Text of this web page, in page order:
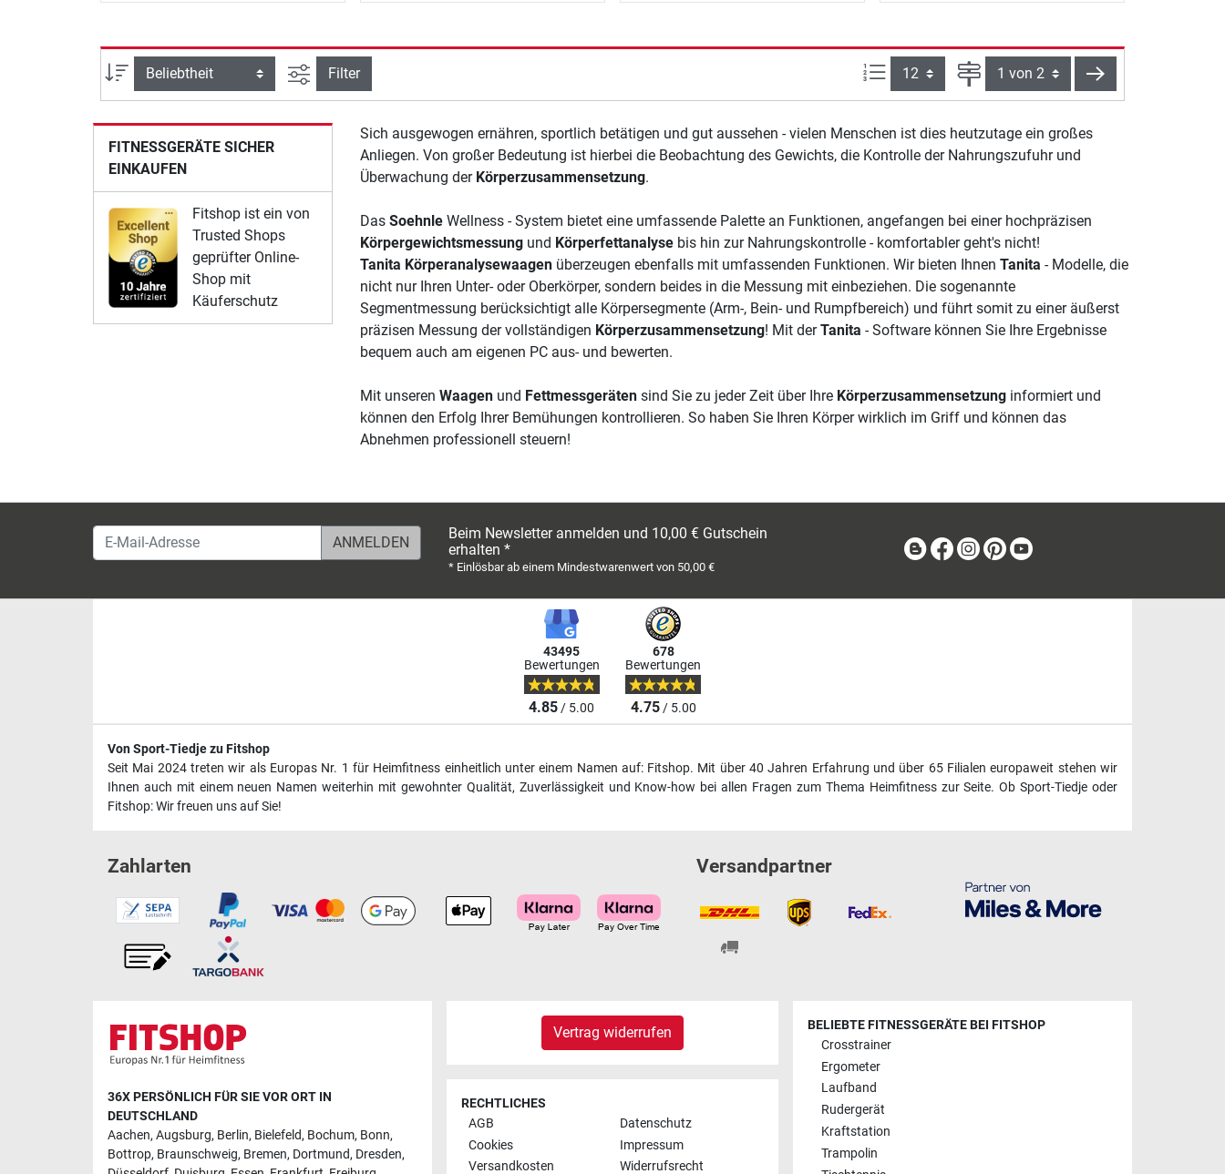
Sortierung Ansicht filtern
Filter Artikel pro Seite: Seite weiter
FITNESSGERÄTE SICHER
EINKAUFEN
Fitshop ist ein von
Trusted Shops
geprüfter Online-
Shop mit
Käuferschutz
Sich ausgewogen ernähren, sportlich betätigen und gut aussehen - vielen Menschen ist dies heutzutage ein großes
Anliegen. Von großer Bedeutung ist hierbei die Beobachtung des Gewichts, die Kontrolle der Nahrungszufuhr und
Überwachung der Körperzusammensetzung.
Das SoehnleWellness - System bietet eine umfassende Palette an Funktionen, angefangen bei einer hochpräzisen
Körpergewichtsmessungund Körperfettanalysebis hin zur Nahrungskontrolle - komfortabler geht's nicht!
Tanita Körperanalysewaagenüberzeugen ebenfalls mit umfassenden Funktionen. Wir bieten Ihnen Tanita - Modelle, die
nicht nur Ihren Unter- oder Oberkörper, sondern beides in die Messung mit einbeziehen. Die sogenannte
Segmentmessung berücksichtigt alle Körpersegmente (Arm-, Bein- und Rumpfbereich) und führt somit zu einer äußerst
präzisen Messung der vollständigen Körperzusammensetzung! Mit derTanita - Software können Sie Ihre Ergebnisse
bequem auch am eigenen PC aus- und bewerten.
Mit unseren Waagenund Fettmessgerätensind Sie zu jeder Zeit über Ihre Körperzusammensetzunginformiert und
können den Erfolg Ihrer Bemühungen kontrollieren. So haben Sie Ihren Körper wirklich im Griff und können das
Abnehmen professionell steuern!
E-Mail-Adresse
Beim Newsletter anmelden und 10,00 € Gutschein
erhalten *
* Einlösbar ab einem Mindestwarenwert von 50,00 €
BlogFacebook
Instagram
Pinterest
43495
Bewertungen
4.85/ 5.00
678
Bewertungen
4.75/ 5.00
Von Sport-Tiedje zu Fitshop
Seit Mai 2024 treten wir als Europas Nr. 1 für Heimfitness einheitlich unter einem Namen auf: Fitshop. Mit über 40 Jahren Erfahrung und über 65 Filialen europaweit stehen wir
Ihnen auch mit einem neuen Namen weiterhin mit gewohnter Qualität, Zuverlässigkeit und Know-how bei allen Fragen zum Thema Heimfitness zur Seite. Ob Sport-Tiedje oder
Fitshop: Wir freuen uns auf Sie!
Zahlarten Versandpartner
36X PERSÖNLICH FÜR SIE VOR ORT IN
DEUTSCHLAND
Aachen, Augsburg, Berlin, Bielefeld, Bochum, Bonn,
Bottrop, Braunschweig, Bremen, Dortmund, Dresden,
Vertrag widerrufen
RECHTLICHES
AGB
Datenschutz
Cookies
Impressum
Versandkosten
Widerrufsrecht
BELIEBTE FITNESSGERÄTE BEI FITSHOP
Crosstrainer
Ergometer
Laufband
Rudergerät
Kraftstation
Trampolin